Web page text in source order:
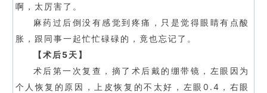
啊，太厉害了。
麻药过后倒没有感觉到疼痛，只是觉得眼睛有点酸
胀，跟同事一起忙忙碌碌的，竟也忘记了。
【术后5天】
术后第一次复查，摘了术后戴的绷带镜，左眼因为
个人恢复的原因，上皮恢复的不太好，左眼0.4，右眼